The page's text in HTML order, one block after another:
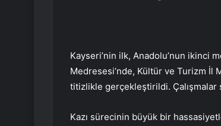
Kayseri’nin ilk, Anadolu’nun ikinci
Medresesi’nde, Kültür ve Turizm İl
titizlikle gerçekleştirildi. Çalışmalar
Kazı sürecinin büyük bir